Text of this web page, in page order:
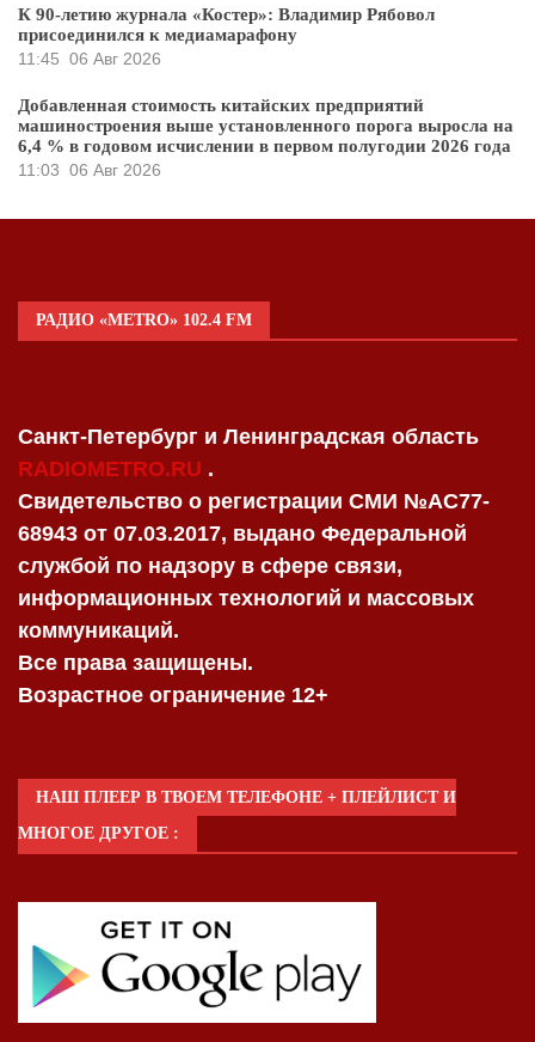
К 90-летию журнала «Костер»: Владимир Рябовол
присоединился к медиамарафону
11:45 06 Авг 2026
Добавленная стоимость китайских предприятий
машиностроения выше установленного порога выросла на
6,4 % в годовом исчислении в первом полугодии 2026 года
11:03 06 Авг 2026
РАДИО «METRO» 102.4 FM
Санкт-Петербург и Ленинградская область
RADIOMETRO.RU .
Свидетельство о регистрации СМИ №AC77-
68943 от 07.03.2017, выдано Федеральной
службой по надзору в сфере связи,
информационных технологий и массовых
коммуникаций.
Все права защищены.
Возрастное ограничение 12+
НАШ ПЛЕЕР В ТВОЕМ ТЕЛЕФОНЕ + ПЛЕЙЛИСТ И
МНОГОЕ ДРУГОЕ :